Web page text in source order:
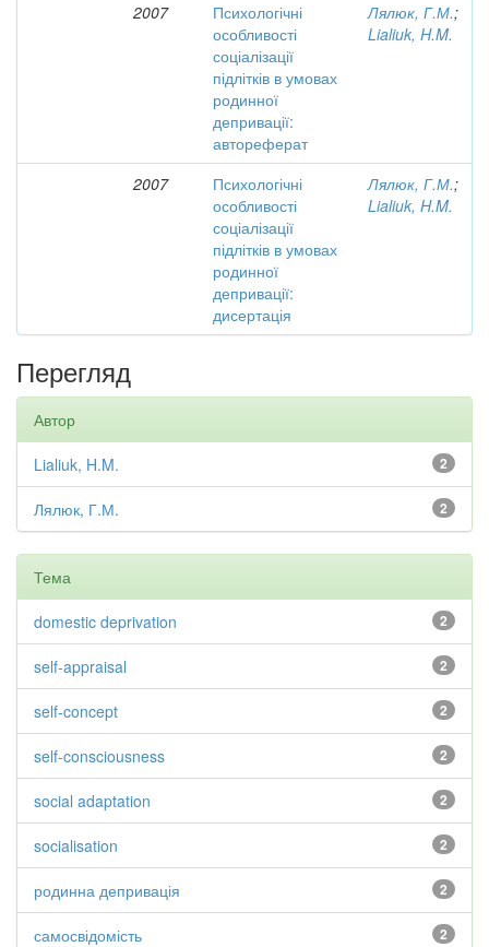
2007
Психологічні
особливості
соціалізації
підлітків в умовах
родинної
депривації:
автореферат
Лялюк, Г.М.;
Lialiuk, H.M.
2007
Психологічні
особливості
соціалізації
підлітків в умовах
родинної
депривації:
дисертація
Лялюк, Г.М.;
Lialiuk, H.M.
Перегляд
Автор
2
Lialiuk, H.M.
2
Лялюк, Г.М.
Тема
2
domestic deprivation
2
self-appraisal
2
self-concept
2
self-consciousness
2
social adaptation
2
socialisation
2
родинна депривація
2
самосвідомість